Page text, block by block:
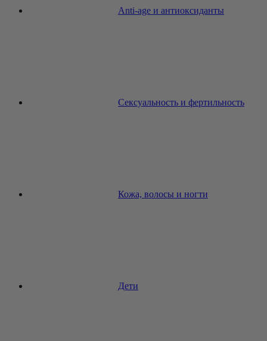
Anti-age и антиоксиданты
Сексуальность и фертильность
Кожа, волосы и ногти
Дети